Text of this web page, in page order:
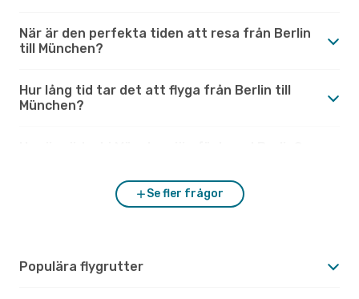
När är den perfekta tiden att resa från Berlin
till München?
Hur lång tid tar det att flyga från Berlin till
München?
Se fler frågor
Populära flygrutter